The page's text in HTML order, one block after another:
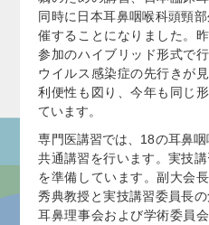
同時に日本耳鼻咽喉科頭頸
催することになりました。
参加のハイブリッド形式で
ウイルス感染症の先行きが
利便性も図り、今年も同じ
ています。
専門医講習では、18の耳鼻
共通講習を行います。実技
を準備しています。副大会
秀典教授と実技講習委員長
耳鼻理事会および学術委員